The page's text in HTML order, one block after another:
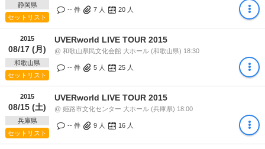
静岡県
セットリスト
-- 件 7 人 20 人
2015
08/17 (月)
和歌山県
セットリスト
UVERworld LIVE TOUR 2015
@ 和歌山県民文化会館 大ホール (和歌山県) 18:30
-- 件 5 人 25 人
2015
08/15 (土)
兵庫県
セットリスト
UVERworld LIVE TOUR 2015
@ 姫路市文化センター 大ホール (兵庫県) 18:00
-- 件 9 人 16 人